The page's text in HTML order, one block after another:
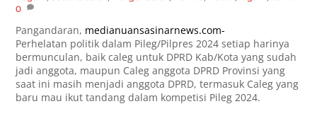
0
Pangandaran, medianuansasinarnews.com-
Perhelatan politik dalam Pileg/Pilpres 2024 setiap harinya
bermunculan, baik caleg untuk DPRD Kab/Kota yang sudah
jadi anggota, maupun Caleg anggota DPRD Provinsi yang
saat ini masih menjadi anggota DPRD, termasuk Caleg yang
baru mau ikut tandang dalam kompetisi Pileg 2024.